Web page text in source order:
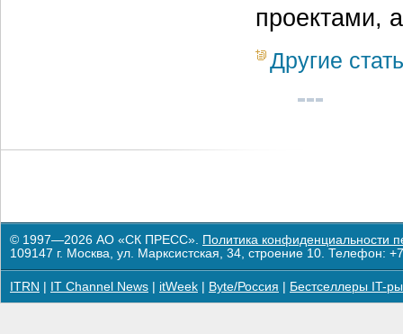
проектами,
Другие
© 1997—2026 АО «СК ПРЕСС». Политика конфиденциальности
109147 г. Москва, ул. Марксистская, 34, строение 10. Телефон:
ITRN IT Channel News itWeek Byte/Россия Бестселлеры IT-